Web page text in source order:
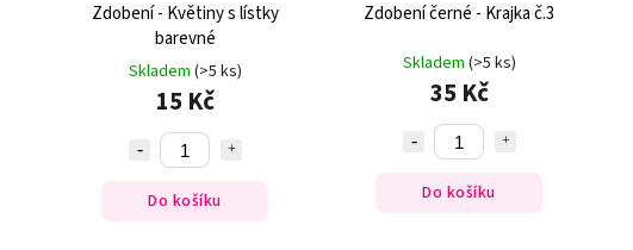
Zdobení - Květiny s lístky
barevné
Skladem (>5 ks)
15 Kč
Do košíku
Zdobení černé - Krajka č.3
Skladem (>5 ks)
35 Kč
Do košíku